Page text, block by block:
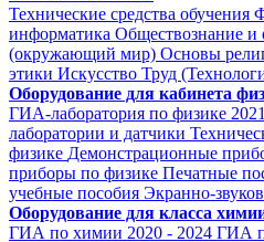
Технические средства обучения
информатика Обществознание и
(окружающий мир) Основы
этики Искусство Труд
Оборудование для кабинета
ГИА-лаборатория по физике
лаборатории и датчики
физике Демонстрационные
приборы по физике Печатные
учебные пособия Экранно-
Оборудование для класса
ГИА по химии 2020 - 2024 ГИА